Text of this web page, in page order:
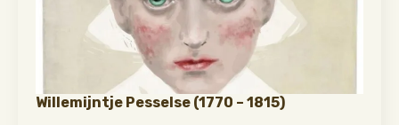
Willemijntje Pesselse (1770 – 1815)